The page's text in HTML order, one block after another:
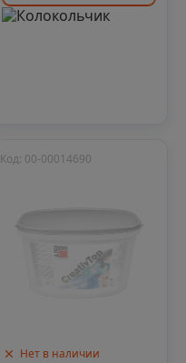
Нет в наличии
Код: 00-00014690